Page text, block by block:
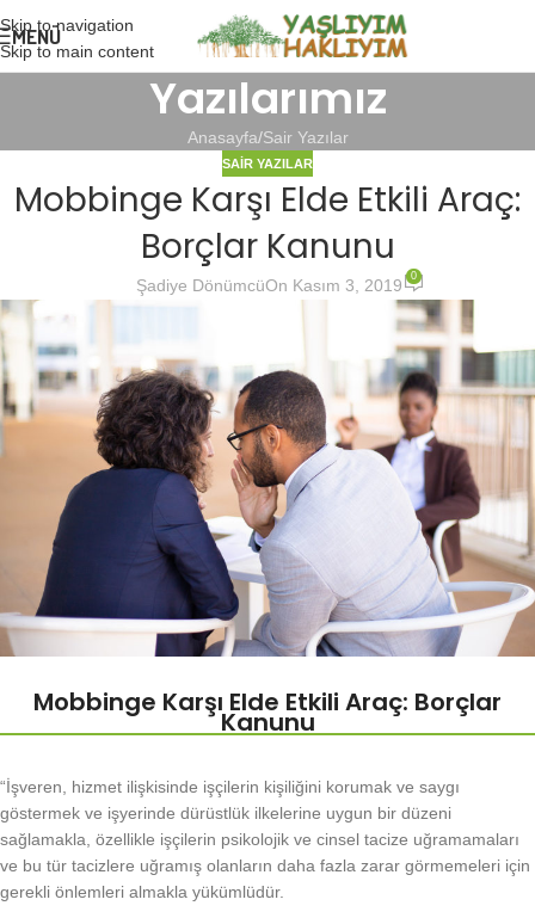
Skip to navigation
Skip to main content
MENÜ
Yazılarımız
Anasayfa Sair Yazılar
SAIR YAZILAR
Mobbinge Karşı Elde Etkili Araç:
Borçlar Kanunu
Şadiye DönümcüOn Kasım 3, 2019 0
Mobbinge Karşı Elde Etkili Araç: Borçlar
Kanunu
“İşveren, hizmet ilişkisinde işçilerin kişiliğini korumak ve saygı
göstermek ve işyerinde dürüstlük ilkelerine uygun bir düzeni
sağlamakla, özellikle işçilerin psikolojik ve cinsel tacize uğramamaları
ve bu tür tacizlere uğramış olanların daha fazla zarar görmemeleri için
gerekli önlemleri almakla yükümlüdür.